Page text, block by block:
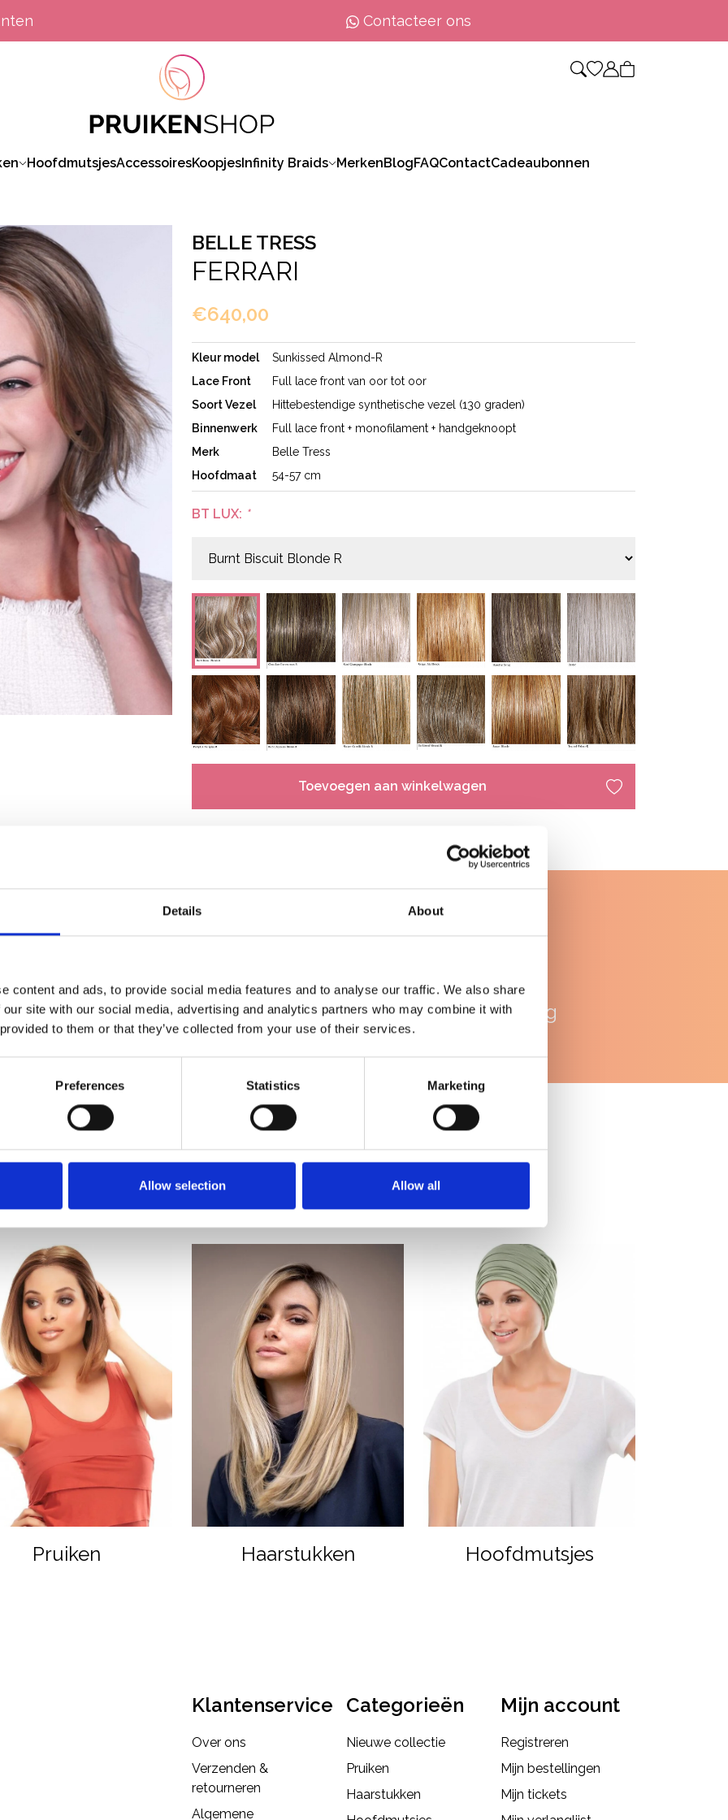
Details About
content and ads, to provide social media features and to analyse our traffic. We also share
site with our social media, advertising and analytics partners who may combine it with
to them or that they’ve collected from your use of their services.
Preferences Statistics Marketing
Allow selection Allow all
Contacteer ons
HoofdmutsjesAccessoiresKoopjesInfinity Braids MerkenBlogFAQContactCadeaubonnen
BELLE TRESS
FERRARI
€640,00
Kleur model
Sunkissed Almond-R
Lace Front
Full lace front van oor tot oor
Soort Vezel
Hittebestendige synthetische vezel (130 graden)
Binnenwerk
Full lace front + monofilament + handgeknoopt
Merk
Belle Tress
Hoofdmaat
54-57 cm
BT LUX: *
Toevoegen aan winkelwagen
90% tevreden
klanten
WhatsApp
ondersteuning
Uitgelichte categorieën
Pruiken Haarstukken Hoofdmutsjes
Klantenservice
Over ons
Verzenden &
retourneren
Algemene
Categorieën
Nieuwe collectie
Pruiken
Haarstukken
Mijn account
Registreren
Mijn bestellingen
Mijn tickets